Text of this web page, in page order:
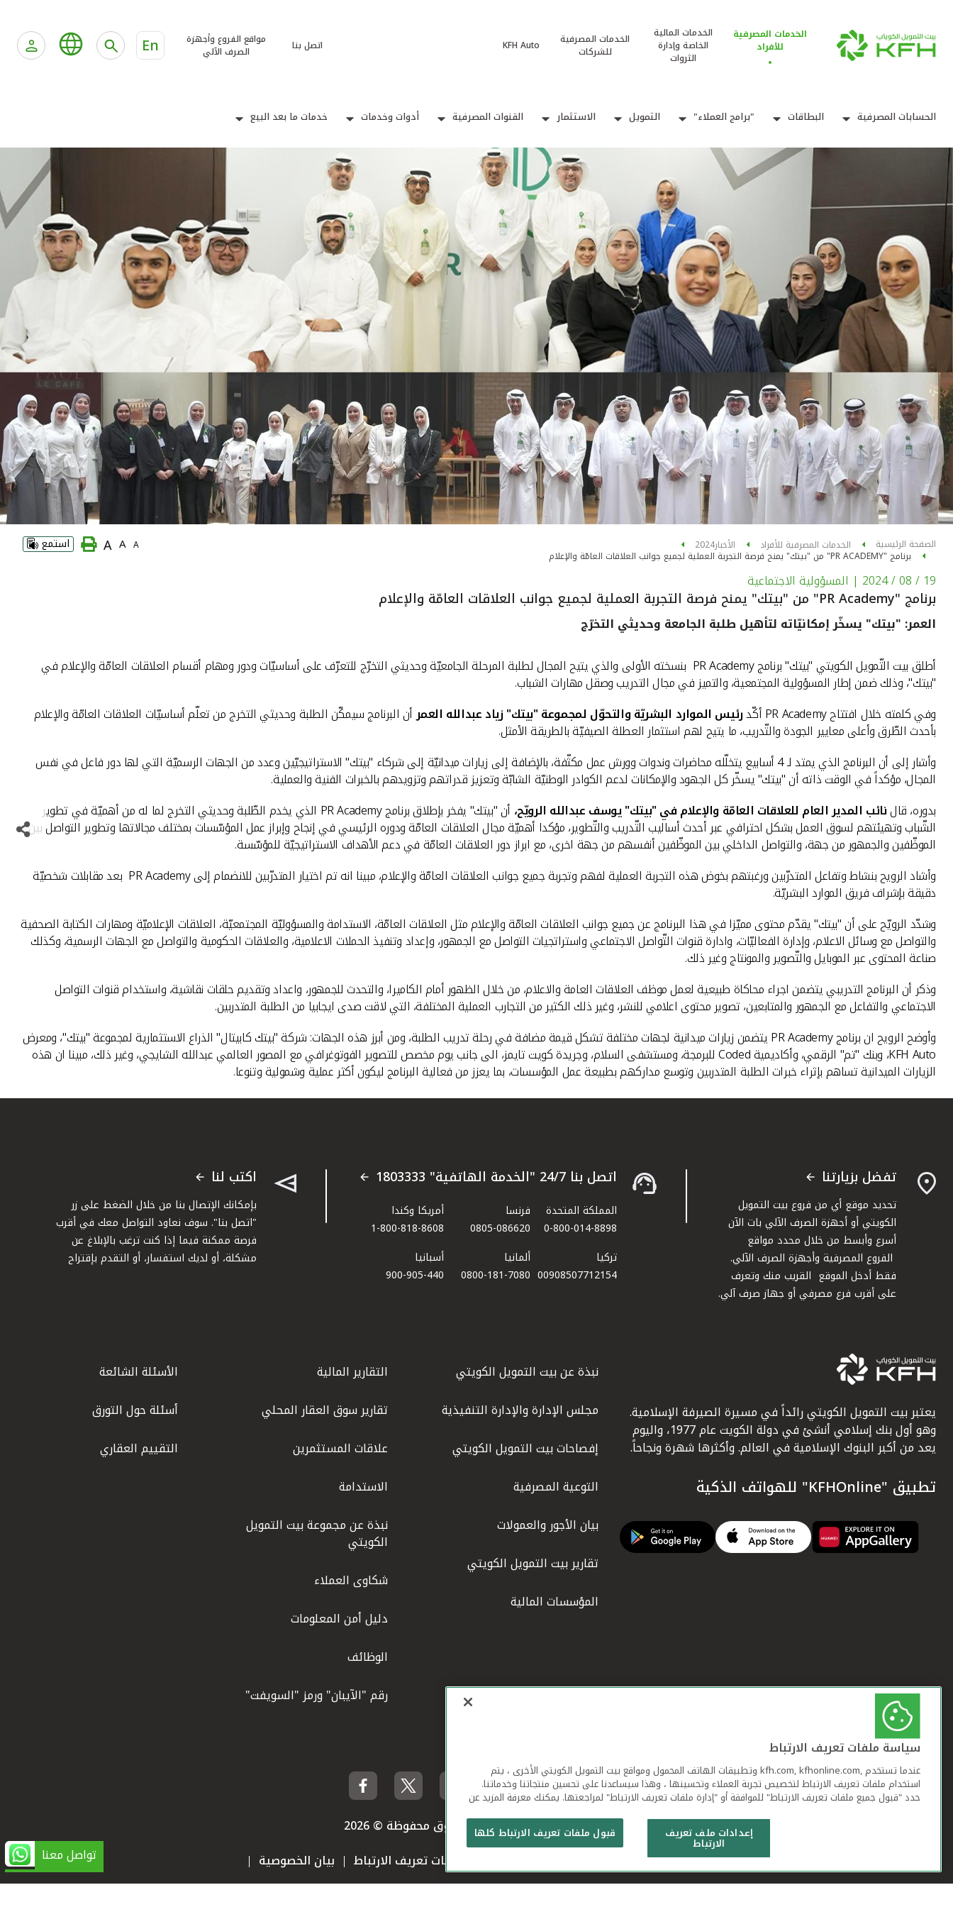
الخدمات المصرفية
للأفراد
الخدمات المالية
الخاصة وإدارة
الثروات
الخدمات المصرفية
للشركات
KFH Auto اتصل بنا
مواقع الفروع وأجهزة
الصرف الآلي
En
الحسابات المصرفية البطاقات "برامج العملاء" التمويل الاستثمار القنوات المصرفية أدوات وخدمات خدمات ما بعد البيع
تواصل معنا
الصفحة الرئيسية الخدمات المصرفية للأفراد الأخبار2024
برنامج "PR ACADEMY" من "بيتك" يمنح فرصة التجربة العملية لجميع جوانب العلاقات العامّة والإعلام
A
A
A استمع
19 / 08 / 2024 | المسؤولية الاجتماعية
برنامج "PR Academy" من "بيتك" يمنح فرصة التجربة العملية لجميع جوانب العلاقات العامّة والإعلام
العمر: "بيتك" يسخّر إمكانيّاته لتأهيل طلبة الجامعة وحديثي التخرّج
أطلق بيت التّمويل الكويتي "بيتك" برنامج PR Academy بنسخته الأولى والذي يتيح المجال لطلبة المرحلة الجامعيّة وحديثي التخرّج للتعرّف على أساسيّات ودور ومهام أقسام العلاقات العامّة والإعلام في
"بيتك"، وذلك ضمن إطار المسؤولية المجتمعية، والتميز في مجال التدريب وصقل مهارات الشباب.
وفي كلمته خلال افتتاح PR Academy أكّد
رئيس الموارد البشريّة والتحوّل لمجموعة "بيتك" زياد عبدالله العمرأن البرنامج سيمكّن الطلبة وحديثي التخرج من تعلّم أساسيّات العلاقات العامّة والإعلام
بأحدث الطّرق وأعلى معايير الجودة والتّدريب، ما يتيح لهم استثمار العطلة الصيفيّة بالطريقة الأمثل.
وأشار إلى أن البرنامج الذي يمتد لـ 4 أسابيع يتخلّله محاضرات وندوات وورش عمل مكثّفة، بالإضافة إلى زيارات ميدانيّة إلى شركاء "بيتك" الاستراتيجيّين وعدد من الجهات الرسميّة التي لها دور فاعل في نفس
المجال، مؤكداً في الوقت ذاته أن "بيتك" يسخّر كل الجهود والإمكانات لدعم الكوادر الوطنيّة الشابّة وتعزيز قدراتهم وتزويدهم بالخبرات الفنية والعملية.
بدوره، قالنائب المدير العام للعلاقات العامّة والإعلام في "بيتك" يوسف عبدالله الرويّح، أن "بيتك" يفخر بإطلاق برنامج PR Academy الذي يخدم الطّلبة وحديثي التخرج لما له من أهميّة في تطوير
الشّباب وتهيئتهم لسوق العمل بشكل احترافي عبر أحدث أساليب التّدريب والتّطوير، مؤكدا أهميّة مجال العلاقات العامّة ودوره الرئيسي في إنجاح وإبراز عمل المؤسّسات بمختلف مجالاتها وتطوير التواصل بين
الموظّفين والجمهور من جهة، والتواصل الداخلي بين الموظّفين أنفسهم من جهة اخرى، مع ابراز دور العلاقات العامّة في دعم الأهداف الاستراتيجيّة للمؤسّسة.
وأشاد الرويح بنشاط وتفاعل المتدرّبين ورغبتهم بخوض هذه التجربة العملية لفهم وتجربة جميع جوانب العلاقات العامّة والإعلام، مبينا انه تم اختيار المتدرّبين للانضمام إلى PR Academy بعد مقابلات شخصيّة
دقيقة بإشراف فريق الموارد البشريّة.
وشدّد الرويّح على أن "بيتك" يقدّم محتوى مميّزا في هذا البرنامج عن جميع جوانب العلاقات العامّة والإعلام مثل العلاقات العامّة، الاستدامة والمسؤوليّة المجتمعيّة، العلاقات الإعلاميّة ومهارات الكتابة الصحفية
والتواصل مع وسائل الاعلام، وإدارة الفعاليّات، وادارة قنوات التّواصل الاجتماعي واستراتجيات التواصل مع الجمهور، وإعداد وتنفيذ الحملات الاعلامية، والعلاقات الحكومية والتواصل مع الجهات الرسمية، وكذلك
صناعة المحتوى عبر الموبايل والتّصوير والمونتاج وغير ذلك.
وذكر أن البرنامج التدريبي يتضمن اجراء محاكاة طبيعية لعمل موظف العلاقات العامة والاعلام، من خلال الظهور أمام الكاميرا، والتحدث للجمهور، واعداد وتقديم حلقات نقاشية، واستخدام قنوات التواصل
الاجتماعي والتفاعل مع الجمهور والمتابعين، تصوير محتوى اعلامي للنشر، وغير ذلك الكثير من التجارب العملية المختلفة، التي لاقت صدى ايجابيا من الطلبة المتدربين.
وأوضح الرويح ان برنامج PR Academy يتضمن زيارات ميدانية لجهات مختلفة تشكل قيمة مضافة في رحلة تدريب الطلبة، ومن أبرز هذه الجهات: شركة "بيتك كابيتال" الذراع الاستثمارية لمجموعة "بيتك"، ومعرض
KFH Auto، وبنك "تم" الرقمي، وأكاديمية Coded للبرمجة، ومستشفى السلام، وجريدة كويت تايمز، الى جانب يوم مخصص للتصوير الفوتوغرافي مع المصور العالمي عبدالله الشايجي، وغير ذلك، مبينا ان هذه
الزيارات الميدانية تساهم بإثراء خبرات الطلبة المتدربين وتوسع مداركهم بطبيعة عمل المؤسسات، بما يعزز من فعالية البرنامج ليكون أكثر عملية وشمولية وتنوعا.
تفضل بزيارتنا
تحديد موقع أي من فروع بيت التمويل
الكويتي أو أجهزة الصرف الآلي بات الآن
أسرع وأبسط من خلال محدد مواقع
الفروع المصرفية وأجهزة الصرف الآلي.
فقط أدخل الموقع القريب منك وتعرف
على أقرب فرع مصرفي أو جهاز صرف آلي.
اتصل بنا 24/7 "الخدمة الهاتفية" 1803333
المملكة المتحدة
0-800-014-8898
فرنسا
0805-086620
أمريكا وكندا
1-800-818-8608
تركيا
00908507712154​
ألمانيا
0800-181-7080
أسبانيا
900-905-440
اكتب لنا
بإمكانك الإتصال بنا من خلال الضغط على زر
"اتصل بنا". سوف نعاود التواصل معك في أقرب
فرصة ممكنة فيما إذا كنت ترغب بالإبلاغ عن
مشكلة، أو لديك استفسار، أو التقدم بإقتراح
يعتبر بيت التمويل الكويتي رائداً في مسيرة الصيرفة الإسلامية.
وهو أول بنك إسلامي أنشئ في دولة الكويت عام 1977، واليوم
يعد من أكبر البنوك الإسلامية في العالم. وأكثرها شهرة ونجاحاً.
تطبيق "KFHOnline" للهواتف الذكية
نبذة عن بيت التمويل الكويتي
مجلس الإدارة والإدارة التنفيذية
إفصاحات بيت التمويل الكويتي
التوعية المصرفية
بيان الأجور والعمولات
تقارير بيت التمويل الكويتي
المؤسسات المالية
التقارير المالية
تقارير سوق العقار المحلي
علاقات المستثمرين
الاستدامة
نبذة عن مجموعة بيت التمويل
الكويتي
شكاوى العملاء
دليل أمن المعلومات
الوظائف
رقم "الآيبان" ورمز "السويفت"
الأسئلة الشائعة
أسئلة حول التورق
التقييم العقاري
بيت التمويل الكويتي جميع الحقوق محفوظة © 2026
شروط وأحكام استخدام الموقع الإلكتروني
ملفات تعريف الارتباط بيان الخصوصية
سياسة ملفات تعريف الارتباط
عندما تستخدم ,kfh.com, kfhonline.com وتطبيقات الهاتف المحمول ومواقع بيت التمويل الكويتي الأخرى ، يتم
استخدام ملفات تعريف الارتباط لتخصيص تجربة العملاء وتحسينها ، وهذا سيساعدنا على تحسين منتجاتنا وخدماتنا.
حدد "قبول جميع ملفات تعريف الارتباط" للموافقة أو "إدارة ملفات تعريف الارتباط" لمراجعتها. يمكنك معرفة المزيد عن
قبول ملفات تعريف الارتباط كلها
إعدادات ملف تعريف
الارتباط